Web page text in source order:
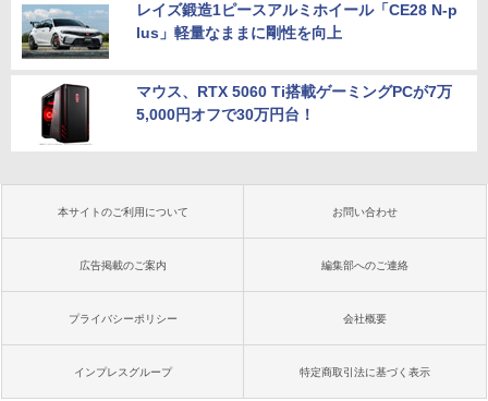
レイズ鍛造1ピースアルミホイール「CE28 N-p
lus」軽量なままに剛性を向上
マウス、RTX 5060 Ti搭載ゲーミングPCが7万
5,000円オフで30万円台！
本サイトのご利用について お問い合わせ
広告掲載のご案内 編集部へのご連絡
プライバシーポリシー 会社概要
インプレスグループ 特定商取引法に基づく表示